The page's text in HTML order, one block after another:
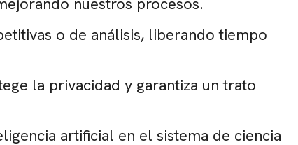
o de análisis, liberando tiempo
la privacidad y garantiza un trato
artificial en el sistema de ciencia